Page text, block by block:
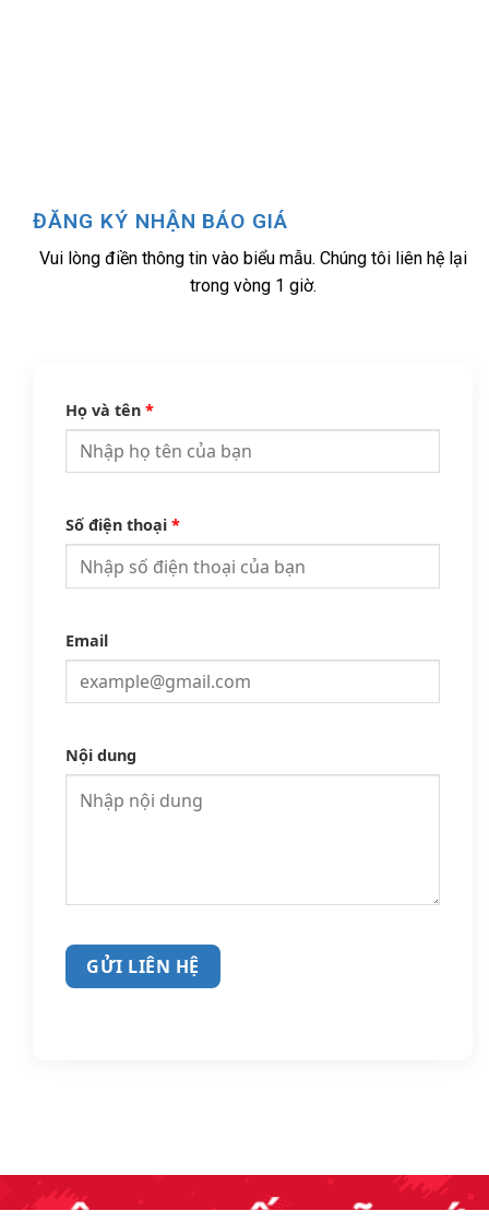
ĐĂNG KÝ NHẬN BÁO GIÁ
Vui lòng điền thông tin vào biểu mẫu. Chúng tôi liên hệ lại
trong vòng 1 giờ.
Họ và tên *
Số điện thoại *
Email
Nội dung
GỬI LIÊN HỆ